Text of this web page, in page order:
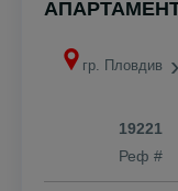
гр. Пловдив
19221
Реф #